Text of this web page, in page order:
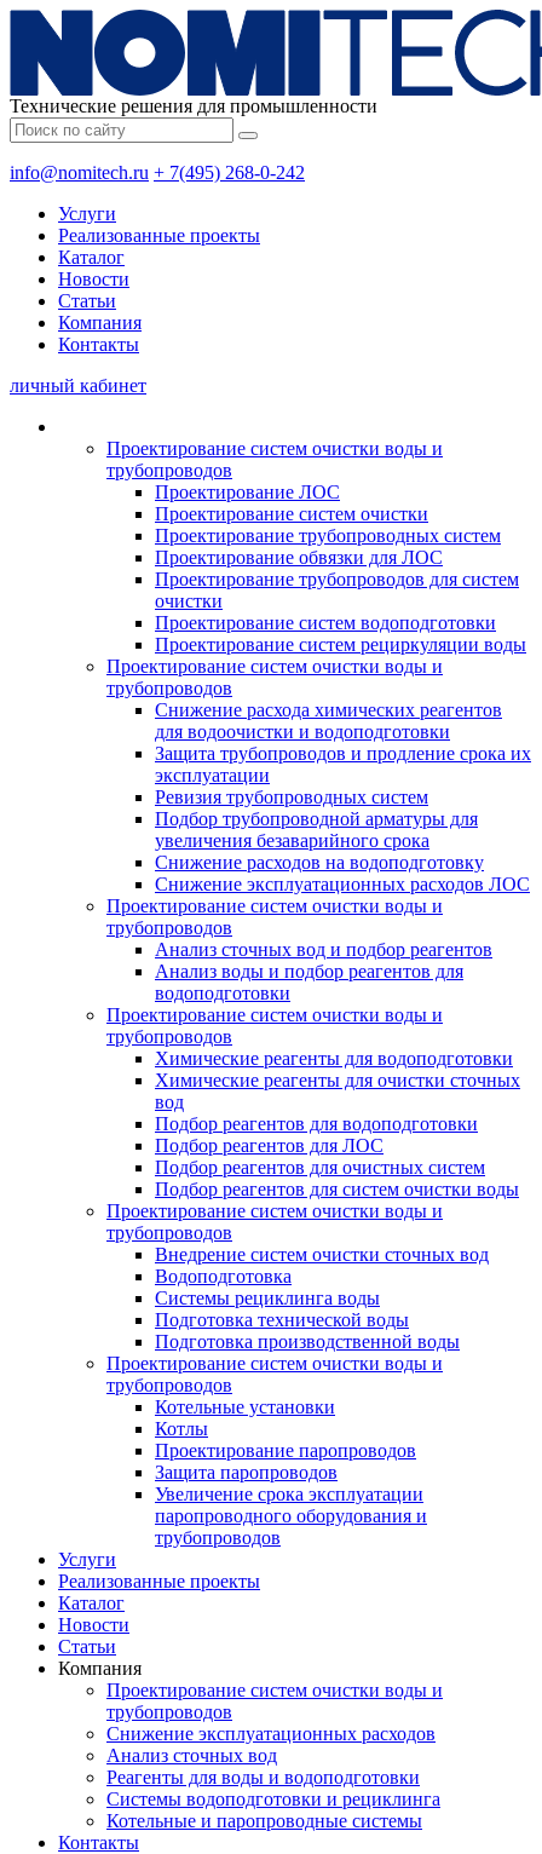
Технические решения для промышленности
info@nomitech.ru + 7(495) 268-0-242
Услуги
Реализованные проекты
Каталог
Новости
Статьи
Компания
Контакты
личный кабинет
Проектирование систем очистки воды и
трубопроводов
Проектирование ЛОС
Проектирование систем очистки
Проектирование трубопроводных систем
Проектирование обвязки для ЛОС
Проектирование трубопроводов для систем
очистки
Проектирование систем водоподготовки
Проектирование систем рециркуляции воды
Проектирование систем очистки воды и
трубопроводов
Снижение расхода химических реагентов
для водоочистки и водоподготовки
Защита трубопроводов и продление срока их
эксплуатации
Ревизия трубопроводных систем
Подбор трубопроводной арматуры для
увеличения безаварийного срока
Снижение расходов на водоподготовку
Снижение эксплуатационных расходов ЛОС
Проектирование систем очистки воды и
трубопроводов
Анализ сточных вод и подбор реагентов
Анализ воды и подбор реагентов для
водоподготовки
Проектирование систем очистки воды и
трубопроводов
Химические реагенты для водоподготовки
Химические реагенты для очистки сточных
вод
Подбор реагентов для водоподготовки
Подбор реагентов для ЛОС
Подбор реагентов для очистных систем
Подбор реагентов для систем очистки воды
Проектирование систем очистки воды и
трубопроводов
Внедрение систем очистки сточных вод
Водоподготовка
Системы рециклинга воды
Подготовка технической воды
Подготовка производственной воды
Проектирование систем очистки воды и
трубопроводов
Котельные установки
Котлы
Проектирование паропроводов
Защита паропроводов
Увеличение срока эксплуатации
паропроводного оборудования и
трубопроводов
Услуги
Реализованные проекты
Каталог
Новости
Статьи
Компания
Проектирование систем очистки воды и
трубопроводов
Снижение эксплуатационных расходов
Анализ сточных вод
Реагенты для воды и водоподготовки
Системы водоподготовки и рециклинга
Котельные и паропроводные системы
Контакты